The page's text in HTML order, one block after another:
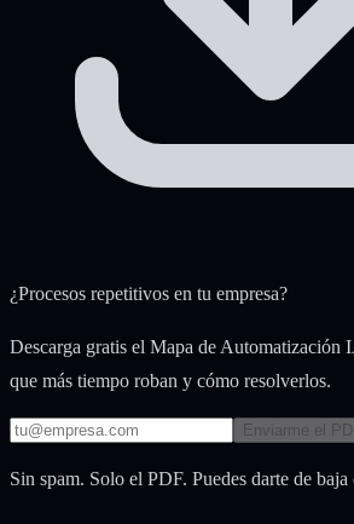
¿Procesos repetitivos en tu empresa?
Descarga gratis el Mapa de
que más tiempo roban y cómo resolverlos.
Enviarme el
Sin spam. Solo el PDF. Puedes darte de baja